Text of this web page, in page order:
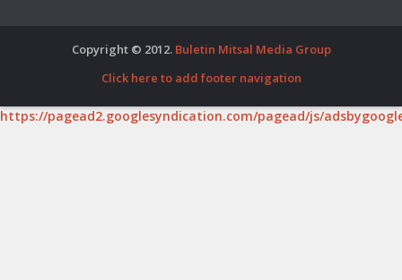
Copyright © 2012. Buletin Mitsal Media Group
Click here to add footer navigation
https://pagead2.googlesyndication.com/pagead/js/